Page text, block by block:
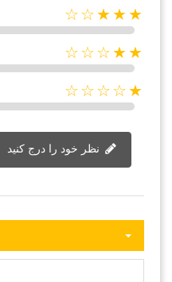
★★★☆☆
★★☆☆☆
★☆☆☆☆